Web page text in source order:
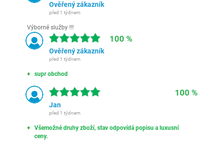
Ověřený zákazník
před 1 týdnem
Výborné služby !!!
100 %
Ověřený zákazník
před 1 týdnem
supr obchod
100 %
Jan
před 1 týdnem
Všemožné druhy zboží, stav odpovídá popisu a luxusní
ceny.